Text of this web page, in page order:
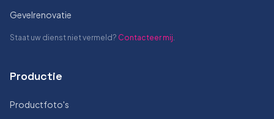
Gevelrenovatie
Staat uw dienst niet vermeld? Contacteer mij.
Productie
Productfoto's